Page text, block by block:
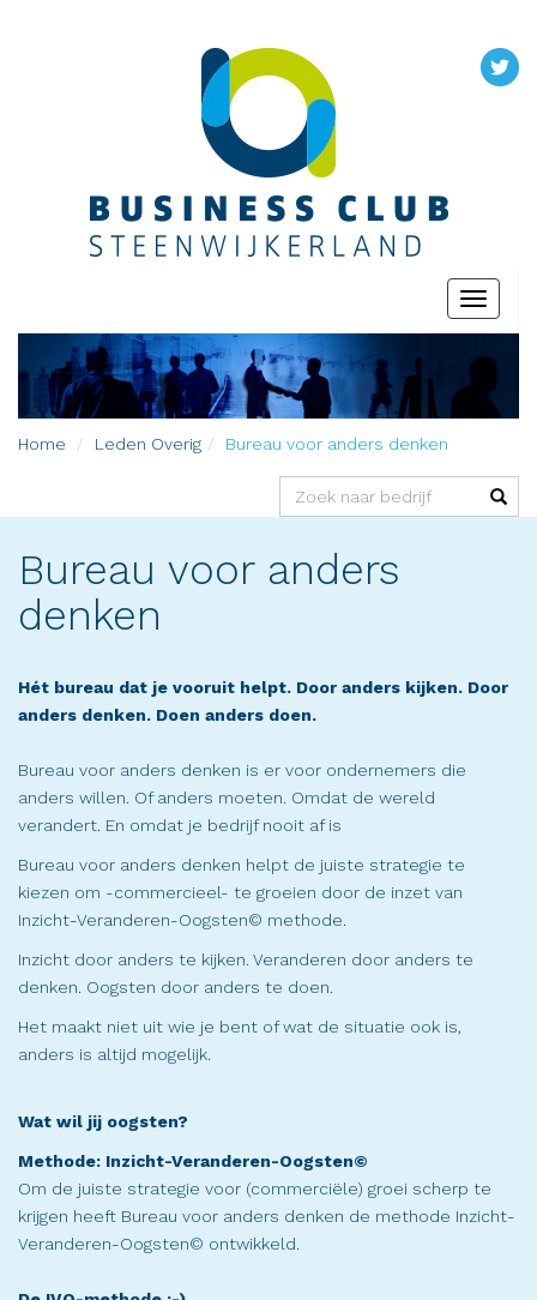
Toggle
Home Leden Overig Bureau voor anders denken
Bureau voor anders
denken
Hét bureau dat je vooruit helpt. Door anders kijken. Door
anders denken. Doen anders doen.
Bureau voor anders denken is er voor ondernemers die
anders willen. Of anders moeten. Omdat de wereld
verandert. En omdat je bedrijf nooit af is
Bureau voor anders denken helpt de juiste strategie te
kiezen om -commercieel- te groeien door de inzet van
Inzicht-Veranderen-Oogsten© methode.
Inzicht door anders te kijken. Veranderen door anders te
denken. Oogsten door anders te doen.
Het maakt niet uit wie je bent of wat de situatie ook is,
anders is altijd mogelijk.
Wat wil jij oogsten?
Methode: Inzicht-Veranderen-Oogsten©
Om de juiste strategie voor (commerciële) groei scherp te
krijgen heeft Bureau voor anders denken de methode Inzicht-
Veranderen-Oogsten© ontwikkeld.